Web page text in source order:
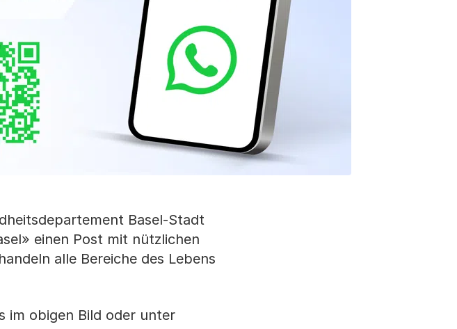
Basel-Stadt
einen Post mit nützlichen
alle Bereiche des Lebens
im obigen Bild oder unter